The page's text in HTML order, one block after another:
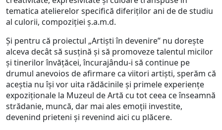
tematica atelierelor specifică diferiților ani de de studiu
al culorii, compoziției ș.a.m.d.
Și pentru că proiectul „Artiști în devenire” nu dorește
alceva decât să susțină și să promoveze talentul micilor
și tinerilor învățăcei, încurajându-i să continue pe
drumul anevoios de afirmare ca viitori artiști, sperăm că
aceștia nu își vor uita rădăcinile și primele experiențe
expoziționale la Muzeul de Artă cu tot ceea ce înseamnă
strădanie, muncă, dar mai ales emoții investite,
devenind prieteni și revenind aici cu plăcere.